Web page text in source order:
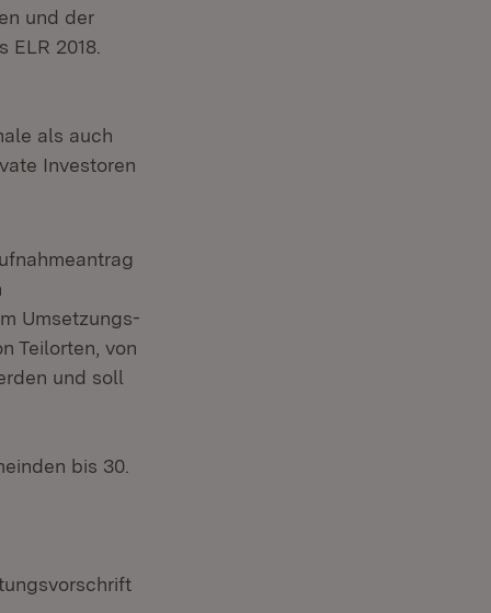
und der
2018.
als auch
Investoren
Umsetzungs-
Teilorten, von
und soll
bis 30.